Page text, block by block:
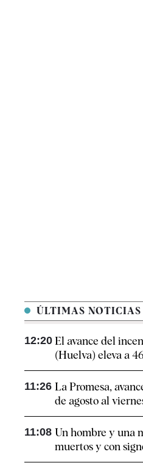
ÚLTIMAS NOTICIAS
12:20 El avance del
(Huelva) eleva a
11:26 La Promesa,
de agosto al
11:08 Un hombre y una
muertos y con